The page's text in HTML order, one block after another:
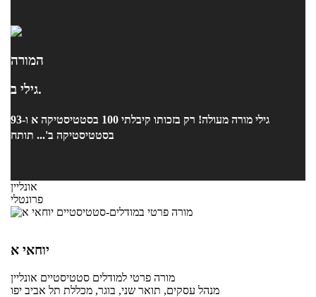
המורה
גילי ב.
גילי מורה מעולה! רק בזכותו קיבלתי 100 בסטטיסטיקה א ו-93
בסטטיסטיקה ב'... תותח
אונליין
פרונטלי
יוחאי א
מורה פרטי למודלים סטטיסטיים אונליין
מנהל עסקים, תואר שני, בוגר, מכללת תל אביב יפו